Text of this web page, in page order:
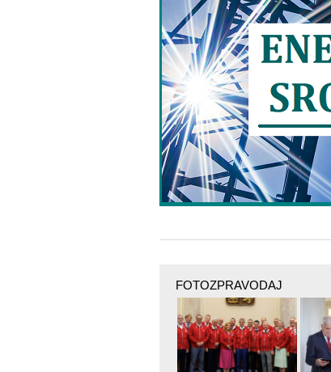
FOTOZPRAVODAJ